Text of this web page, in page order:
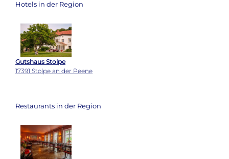
Hotels in der Region
Gutshaus Stolpe
17391 Stolpe an der Peene
Restaurants in der Region